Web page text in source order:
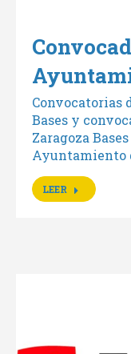
Convocatorias
Bases y
Zaragoza
Ayuntamiento
LEER